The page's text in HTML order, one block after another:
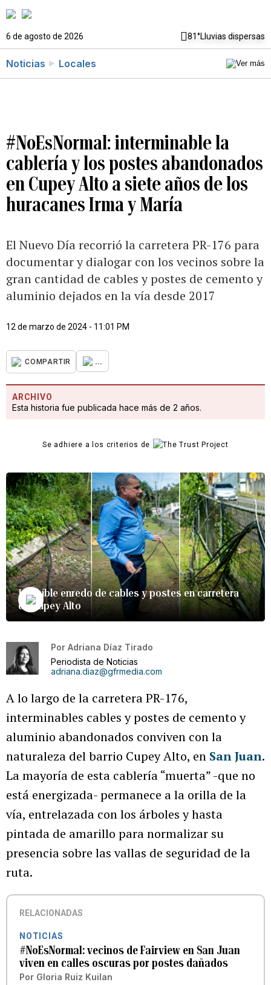
6 de agosto de 2026 81°Lluvias dispersas
Noticias Locales
#NoEsNormal: interminable la
cablería y los postes abandonados
en Cupey Alto a siete años de los
huracanes Irma y María
El Nuevo Día recorrió la carretera PR-176 para
documentar y dialogar con los vecinos sobre la
gran cantidad de cables y postes de cemento y
aluminio dejados en la vía desde 2017
12 de marzo de 2024 - 11:01 PM
COMPARTIR ...
ARCHIVO
Esta historia fue publicada hace más de 2 años.
Se adhiere a los criterios de
Increíble enredo de cables y postes en carretera
de Cupey Alto
Por Adriana Díaz Tirado
Periodista de Noticias
adriana.diaz@gfrmedia.com
A lo largo de la carretera PR-176,
interminables cables y postes de cemento y
aluminio abandonados conviven con la
naturaleza del barrio Cupey Alto, en San Juan.
La mayoría de esta cablería “muerta” -que no
está energizada- permanece a la orilla de la
vía, entrelazada con los árboles y hasta
pintada de amarillo para normalizar su
presencia sobre las vallas de seguridad de la
ruta.
RELACIONADAS
NOTICIAS
#NoEsNormal: vecinos de Fairview en San Juan
viven en calles oscuras por postes dañados
Por Gloria Ruiz Kuilan